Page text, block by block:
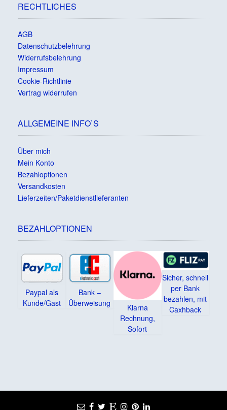
RECHTLICHES
AGB
Datenschutzbelehrung
Widerrufsbelehrung
Impressum
Cookie-Richtlinie
Vertrag widerrufen
ALLGEMEINE INFO`S
Über mich
Mein Konto
Bezahloptionen
Versandkosten
Lieferzeiten/Paketdienstlieferanten
BEZAHLOPTIONEN
Paypal als
Kunde/Gast
Bank –
Überweisung
Klarna
Rechnung,
Sofort
Sicher, schnell
per Bank
bezahlen, mit
Caxhback